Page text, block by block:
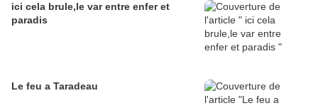
ici cela brule,le var entre enfer et
paradis
Le feu a Taradeau